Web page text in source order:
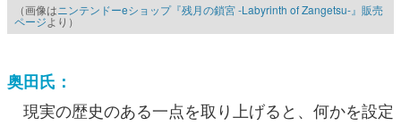
（画像はニンテンドーeショップ『残月の鎖宮 -Labyrinth of Zangetsu-』販売
ページより）
奥田氏：
現実の歴史のある一点を取り上げると、何かを設定